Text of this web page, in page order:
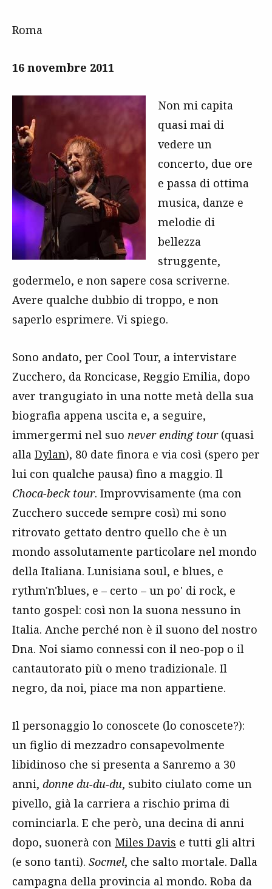
Roma
16 novembre 2011
Non mi capita
quasi mai di
vedere un
concerto, due ore
e passa di ottima
musica, danze e
melodie di
bellezza
struggente,
godermelo, e non sapere cosa scriverne.
Avere qualche dubbio di troppo, e non
saperlo esprimere. Vi spiego.
Sono andato, per Cool Tour, a intervistare
Zucchero, da Roncicase, Reggio Emilia, dopo
aver trangugiato in una notte metà della sua
biografia appena uscita e, a seguire,
immergermi nel suo never ending tour(quasi
alla Dylan), 80 date finora e via così (spero per
lui con qualche pausa) fino a maggio. Il
Choca-beck tour. Improvvisamente (ma con
Zucchero succede sempre così) mi sono
ritrovato gettato dentro quello che è un
mondo assolutamente particolare nel mondo
della Italiana. Lunisiana soul, e blues, e
rythm'n'blues, e – certo – un po' di rock, e
tanto gospel: così non la suona nessuno in
Italia. Anche perché non è il suono del nostro
Dna. Noi siamo connessi con il neo-pop o il
cantautorato più o meno tradizionale. Il
negro, da noi, piace ma non appartiene.
Il personaggio lo conoscete (lo conoscete?):
un figlio di mezzadro consapevolmente
libidinoso che si presenta a Sanremo a 30
anni, donne du-du-du, subito ciulato come un
pivello, già la carriera a rischio prima di
cominciarla. E che però, una decina di anni
dopo, suonerà con Miles Davis e tutti gli altri
(e sono tanti). Socmel, che salto mortale. Dalla
campagna della provincia al mondo. Roba da